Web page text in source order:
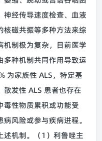
神经传导速度检查、血液
核磁共振等多种方法来综
机制极为复杂，目前医学
多种机制共同作用导致运
为家族性 ALS，特定基
发性 ALS 患者也存在
毒性物质累积或功能受
风险或参与疾病进程。
述机制。（1）利鲁唑主